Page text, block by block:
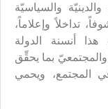
والسياسيّة
تداخلاً وإعلاماً،
أنسنة الدولة
والمجتمعيّ بما يحقِّق
المجتمع، ويحمي